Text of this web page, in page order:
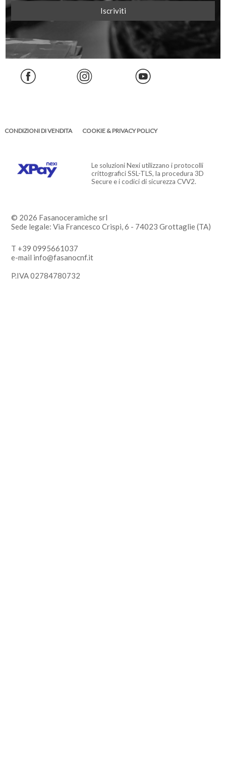
CONDIZIONI DI VENDITA COOKIE & PRIVACY POLICY
Le soluzioni Nexi utilizzano i protocolli
crittografici SSL-TLS, la procedura 3D
Secure e i codici di sicurezza CVV2.
© 2026 Fasanoceramiche srl
Sede legale: Via Francesco Crispi, 6 - 74023 Grottaglie (TA)
T +39 0995661037
e-mail info@fasanocnf.it
P.IVA 02784780732